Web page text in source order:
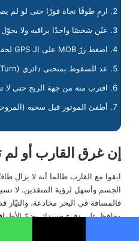
ارمِ طوقًا نجاة فورًا حتى لو لم
عيّن شخصًا واحدًا يراقبه ولا يحوّل
اضغط زرّ MOB على الـ GPS لحفظ الإحداثيّات.
عد للسقوط بمنحنى دائري (Williamson Turn).
اقترب منه من جهة الريح حتى لا
أطفئ الموتور قبل سحبه
إن غرق القارب أو
ابقوا مع القارب طالما أنه لا يزال
الجسم وأسهل لرؤية المنقذين. لا
وحافظ على دفء جسدك بضمّ